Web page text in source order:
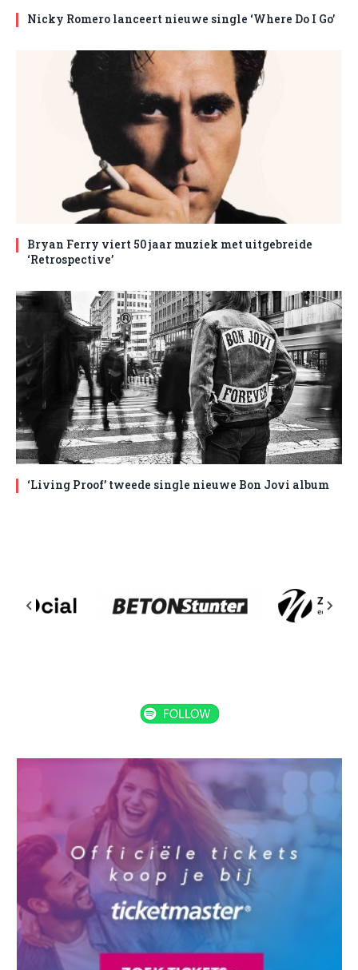
Nicky Romero lanceert nieuwe single ‘Where Do I Go’
Bryan Ferry viert 50 jaar muziek met uitgebreide
‘Retrospective’
‘Living Proof’ tweede single nieuwe Bon Jovi album